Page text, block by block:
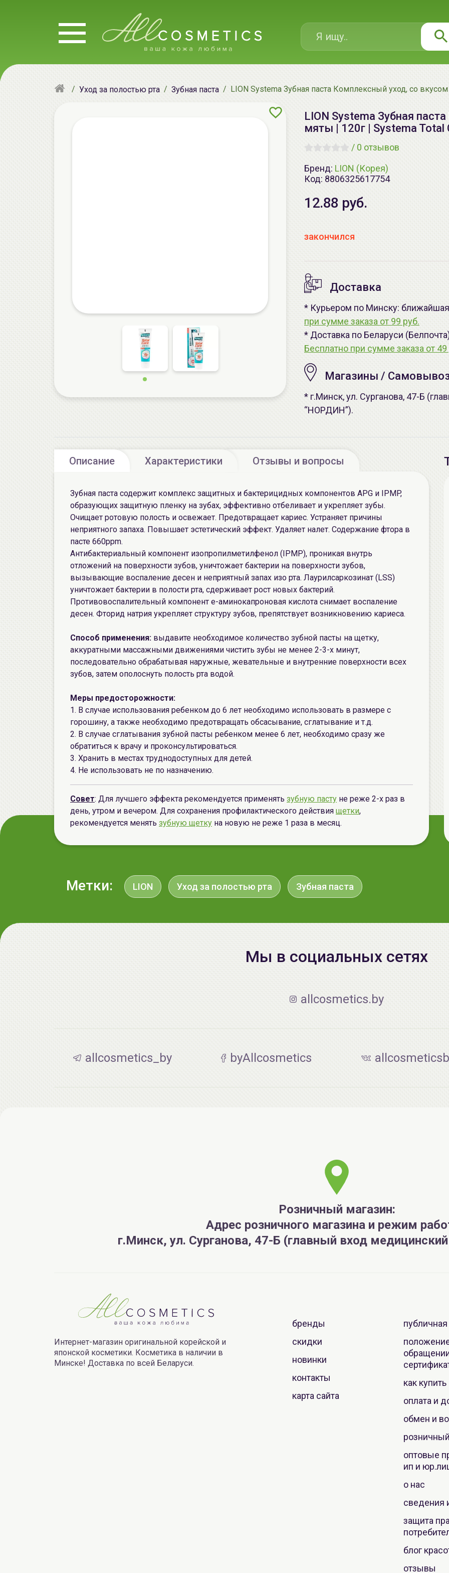
Уход за полостью рта Зубная паста LION Systema Зубная паста Комплексный уход, со
LION Systema Зубная
мяты | 120г | Systema Total
/ 0 отзывов
Бренд: LION (Корея)
Код: 8806325617754
12.88 руб.
закончился
Доставка
* Курьером по Минску: ближайшая
при сумме заказа от 99 руб.
* Доставка по Беларуси
Бесплатно при сумме заказа от 49
Магазины /
* г.Минск, ул. Сурганова, 47-Б
“НОРДИН”).
Описание Характеристики Отзывы и вопросы
Зубная паста содержит комплекс защитных и бактерицидных компонентов APG и IPMP,
образующих защитную пленку на зубах, эффективно отбеливает и укрепляет зубы.
Очищает ротовую полость и освежает. Предотвращает кариес. Устраняет причины
неприятного запаха. Повышает эстетический эффект. Удаляет налет. Содержание фтора в
пасте 660ppm.
Антибактериальный компонент изопропилметилфенол (IPMP), проникая внутрь
отложений на поверхности зубов, уничтожает бактерии на поверхности зубов,
вызывающие воспаление десен и неприятный запах изо рта. Лаурилсаркозинат (LSS)
уничтожает бактерии в полости рта, сдерживает рост новых бактерий.
Противовоспалительный компонент е-аминокапроновая кислота снимает воспаление
десен. Фторид натрия укрепляет структуру зубов, препятствует возникновению кариеса.
Способ применения: выдавите необходимое количество зубной пасты на щетку,
аккуратными массажными движениями чистить зубы не менее 2-3-х минут,
последовательно обрабатывая наружные, жевательные и внутренние поверхности всех
зубов, затем ополоснуть полость рта водой.
Меры предосторожности:
1. В случае использования ребенком до 6 лет необходимо использовать в размере с
горошину, а также необходимо предотвращать обсасывание, сглатывание и т.д.
2. В случае сглатывания зубной пасты ребенком менее 6 лет, необходимо сразу же
обратиться к врачу и проконсультироваться.
3. Хранить в местах труднодоступных для детей.
4. Не использовать не по назначению.
Совет: Для лучшего эффекта рекомендуется применять зубную пасту не реже 2-х раз в
день, утром и вечером. Для сохранения профилактического действия щетки,
рекомендуется менять зубную щетку на новую не реже 1 раза в месяц.
Метки: LION Уход за полостью рта Зубная паста
Мы в социальных сетях
allcosmetics.by
allcosmetics_by byAllcosmetics
Розничный магазин:
Адрес розничного магазина и режим
г.Минск, ул. Сурганова, 47-Б (главный вход
Интернет-магазин оригинальной корейской и
японской косметики. Косметика в наличии в
Минске! Доставка по всей Беларуси.
бренды
скидки
новинки
контакты
карта сайта
как купить
оплата и
обмен и
оптовые
ип и
о нас
сведения
защита
блог
отзывы